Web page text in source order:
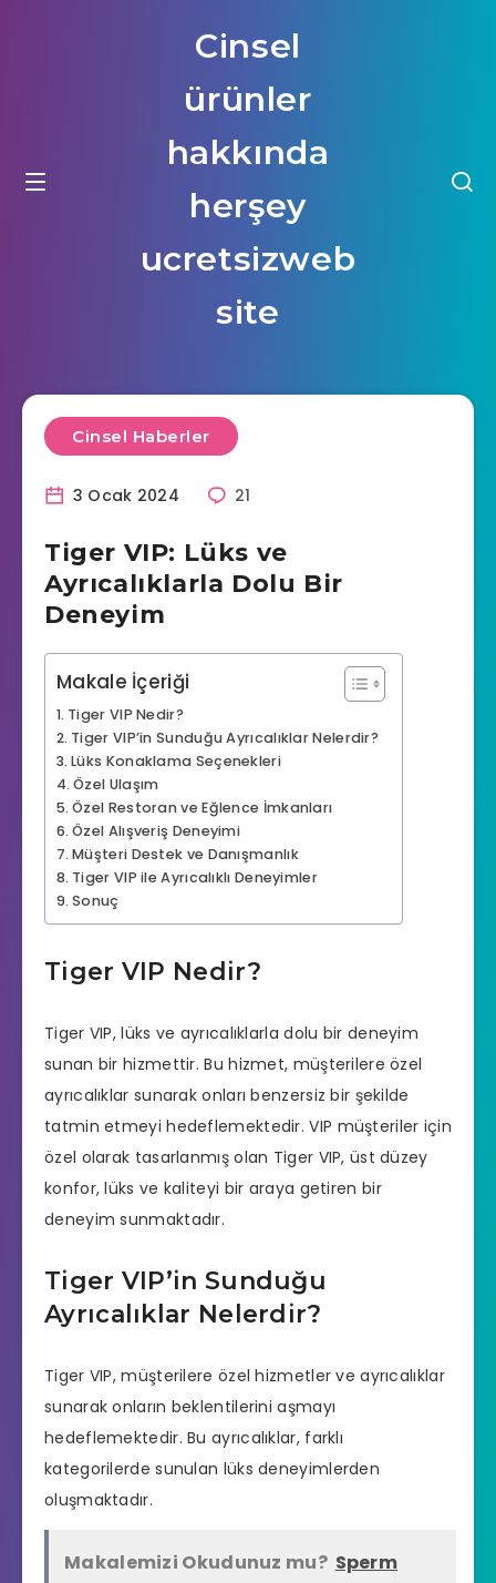
Cinsel
ürünler
hakkında
herşey
ucretsizweb
site
Cinsel Haberler
3 Ocak 2024 21
Tiger VIP: Lüks ve
Ayrıcalıklarla Dolu Bir
Deneyim
Makale İçeriği
Tiger VIP Nedir?
Tiger VIP’in Sunduğu Ayrıcalıklar Nelerdir?
Lüks Konaklama Seçenekleri
Özel Ulaşım
Özel Restoran ve Eğlence İmkanları
Özel Alışveriş Deneyimi
Müşteri Destek ve Danışmanlık
Tiger VIP ile Ayrıcalıklı Deneyimler
Sonuç
Tiger VIP Nedir?
Tiger VIP, lüks ve ayrıcalıklarla dolu bir deneyim
sunan bir hizmettir. Bu hizmet, müşterilere özel
ayrıcalıklar sunarak onları benzersiz bir şekilde
tatmin etmeyi hedeflemektedir. VIP müşteriler için
özel olarak tasarlanmış olan Tiger VIP, üst düzey
konfor, lüks ve kaliteyi bir araya getiren bir
deneyim sunmaktadır.
Tiger VIP’in Sunduğu
Ayrıcalıklar Nelerdir?
Tiger VIP, müşterilere özel hizmetler ve ayrıcalıklar
sunarak onların beklentilerini aşmayı
hedeflemektedir. Bu ayrıcalıklar, farklı
kategorilerde sunulan lüks deneyimlerden
oluşmaktadır.
Makalemizi Okudunuz mu? Sperm